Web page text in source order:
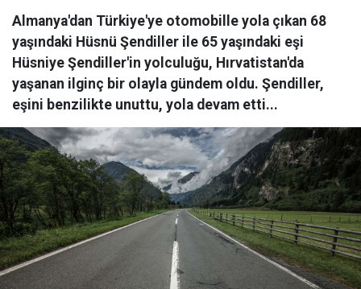
Almanya'dan Türkiye'ye otomobille yola çıkan 68
yaşındaki Hüsnü Şendiller ile 65 yaşındaki eşi
Hüsniye Şendiller'in yolculuğu, Hırvatistan'da
yaşanan ilginç bir olayla gündem oldu. Şendiller,
eşini benzilikte unuttu, yola devam etti...